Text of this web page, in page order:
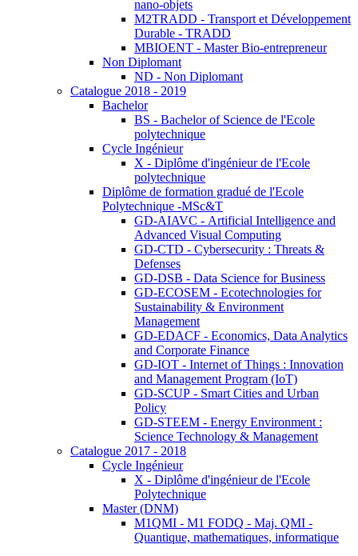
nano-objets
M2TRADD - Transport et Développement
Durable - TRADD
MBIOENT - Master Bio-entrepreneur
Non Diplomant
ND - Non Diplomant
Catalogue 2018 - 2019
Bachelor
BS - Bachelor of Science de l'Ecole
polytechnique
Cycle Ingénieur
X - Diplôme d'ingénieur de l'Ecole
polytechnique
Diplôme de formation gradué de l'Ecole
Polytechnique -MSc&T
GD-AIAVC - Artificial Intelligence and
Advanced Visual Computing
GD-CTD - Cybersecurity : Threats &
Defenses
GD-DSB - Data Science for Business
GD-ECOSEM - Ecotechnologies for
Sustainability & Environment
Management
GD-EDACF - Economics, Data Analytics
and Corporate Finance
GD-IOT - Internet of Things : Innovation
and Management Program (IoT)
GD-SCUP - Smart Cities and Urban
Policy
GD-STEEM - Energy Environment :
Science Technology & Management
Catalogue 2017 - 2018
Cycle Ingénieur
X - Diplôme d'ingénieur de l'Ecole
Polytechnique
Master (DNM)
M1QMI - M1 FODQ - Maj. QMI -
Quantique, mathematiques, informatique